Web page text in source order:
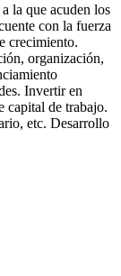
la que acuden los
con la fuerza
crecimiento.
organización,
Invertir en
capital de trabajo.
etc. Desarrollo